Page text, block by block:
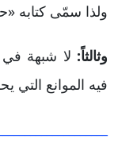
ولذا سمّى كتابه
وثالثاً: لا شبهة في
فيه الموانع التي